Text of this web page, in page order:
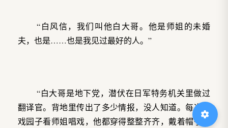
“白风信，我们叫他白大哥。他是师姐的未婚
夫，也是……也是我见过最好的人。”
“白大哥是地下党，潜伏在日军特务机关里做过
翻译官。背地里传出了多少情报，没人知道。每次来
戏园子看师姐唱戏，他都穿得整整齐齐，戴着帽子，